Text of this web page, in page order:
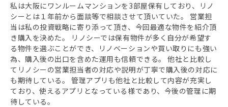
私は大阪にワンルームマンションを3部屋保有しており、リノ
シーとは１年前から面談等で相談させて頂いていた。 営業担
当は私の投資戦略に寄り添って頂き、今回最適な物件を紹介頂
き購入を決めた。 リノシーでは保有物件が多く自分が希望す
る物件を選ぶことができ、リノベーションや買い取りにも強い
為、購入後の出口を含めた運用も信頼できる。 他社と比較し
てリノシーの営業担当者の対応や説明が丁寧で購入後の対応に
も期待している。 管理アプリも他社と比較して内容が充実し
ており、使えるアプリとなっている様であり、今後の管理に期
待している。